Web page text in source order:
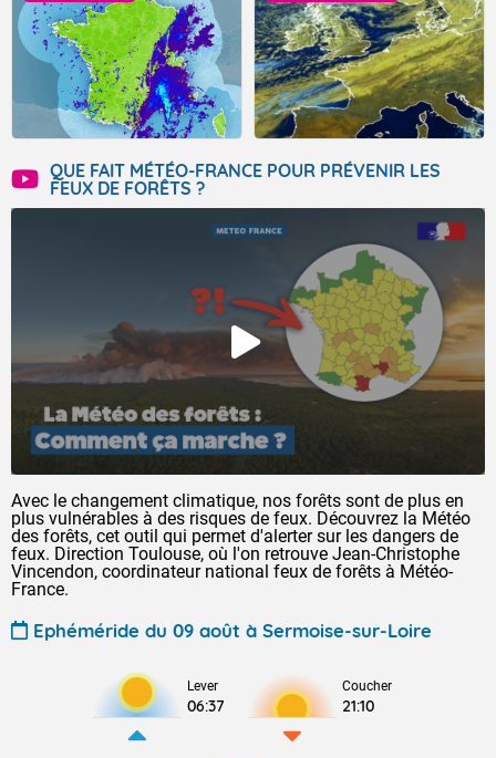
QUE FAIT MÉTÉO-FRANCE POUR PRÉVENIR LES
FEUX DE FORÊTS ?
Avec le changement climatique, nos forêts sont de plus en
plus vulnérables à des risques de feux. Découvrez la Météo
des forêts, cet outil qui permet d'alerter sur les dangers de
feux. Direction Toulouse, où l'on retrouve Jean-Christophe
Vincendon, coordinateur national feux de forêts à Météo-
France.
Ephéméride du 09 août à Sermoise-sur-Loire
Lever
06:37
Coucher
21:10